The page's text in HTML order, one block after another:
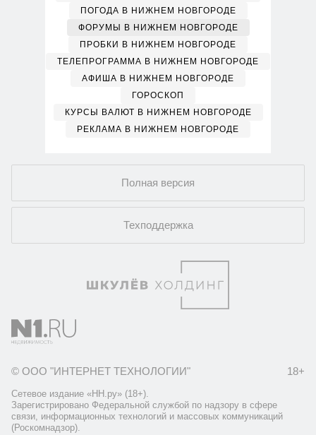
ПОГОДА В НИЖНЕМ НОВГОРОДЕ
ФОРУМЫ В НИЖНЕМ НОВГОРОДЕ
ПРОБКИ В НИЖНЕМ НОВГОРОДЕ
ТЕЛЕПРОГРАММА В НИЖНЕМ НОВГОРОДЕ
АФИША В НИЖНЕМ НОВГОРОДЕ
ГОРОСКОП
КУРСЫ ВАЛЮТ В НИЖНЕМ НОВГОРОДЕ
РЕКЛАМА В НИЖНЕМ НОВГОРОДЕ
Полная версия
Техподдержка
© ООО "ИНТЕРНЕТ ТЕХНОЛОГИИ" 18+
Сетевое издание «НН.ру» (18+).
Зарегистрировано Федеральной службой по надзору в сфере
связи, информационных технологий и массовых коммуникаций
(Роскомнадзор).